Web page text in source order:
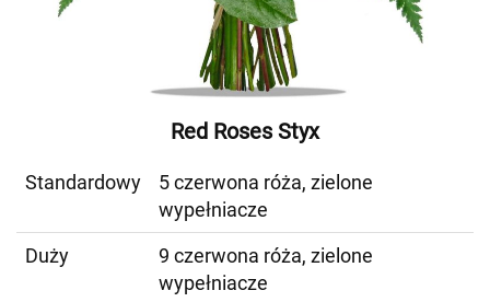
Red Roses Styx
Standardowy
5 czerwona róża, zielone
wypełniacze
Duży
9 czerwona róża, zielone
wypełniacze